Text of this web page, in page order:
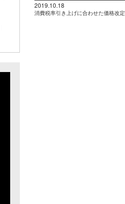
2019.10.18
消費税率引き上げに合わせた価格改